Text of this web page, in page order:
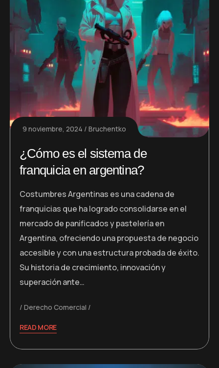
9 noviembre, 2024 Bruchentko
¿Cómo es el sistema de
franquicia en argentina?
Costumbres Argentinas es una cadena de
franquicias que ha logrado consolidarse en el
mercado de panificados y pastelería en
Argentina, ofreciendo una propuesta de negocio
accesible y con una estructura probada de éxito.
Su historia de crecimiento, innovación y
superación ante…
Derecho Comercial
READ MORE